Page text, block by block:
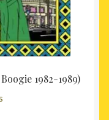
1982-1989)